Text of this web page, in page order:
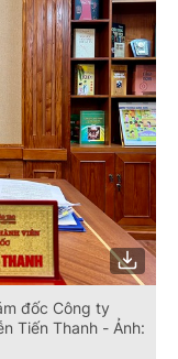
đốc Công ty
Tiến Thanh - Ảnh: